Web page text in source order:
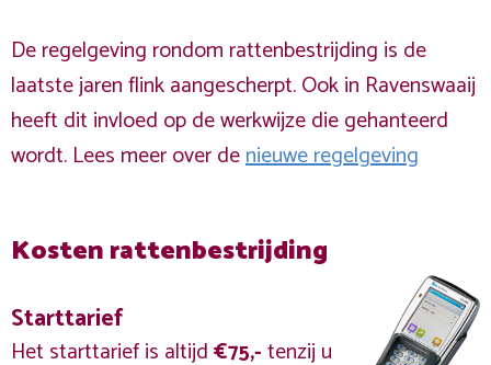
De regelgeving rondom rattenbestrijding is de
laatste jaren flink aangescherpt. Ook in Ravenswaaij
heeft dit invloed op de werkwijze die gehanteerd
wordt. Lees meer over denieuwe regelgeving
Kosten rattenbestrijding
Starttarief
Het starttarief is altijd€75,-tenzij u